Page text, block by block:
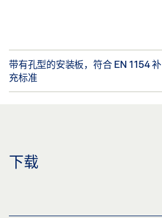
带有孔型的安装板，符合 EN 1154 补
充标准
下载